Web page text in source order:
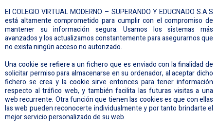
El COLEGIO VIRTUAL MODERNO – SUPERANDO Y EDUCNADO S.A.S
está altamente comprometido para cumplir con el compromiso de
mantener su información segura. Usamos los sistemas más
avanzados y los actualizamos constantemente para asegurarnos que
no exista ningún acceso no autorizado.
Una cookie se refiere a un fichero que es enviado con la finalidad de
solicitar permiso para almacenarse en su ordenador, al aceptar dicho
fichero se crea y la cookie sirve entonces para tener información
respecto al tráfico web, y también facilita las futuras visitas a una
web recurrente. Otra función que tienen las cookies es que con ellas
las web pueden reconocerte individualmente y por tanto brindarte el
mejor servicio personalizado de su web.